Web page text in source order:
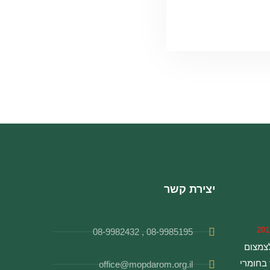
יצירת קשר
08-9985195 , 08-9982432
office@mopdarom.org.il